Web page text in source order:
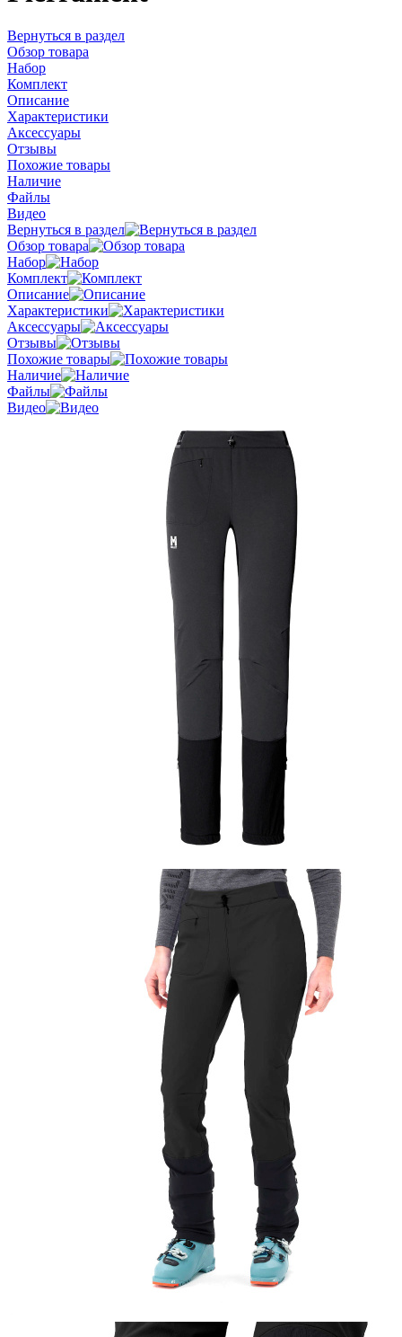
Вернуться в раздел
Обзор товара
Набор
Комплект
Описание
Характеристики
Аксессуары
Отзывы
Похожие товары
Наличие
Файлы
Видео
Вернуться в раздел
Обзор товара
Набор
Комплект
Описание
Характеристики
Аксессуары
Отзывы
Похожие товары
Наличие
Файлы
Видео